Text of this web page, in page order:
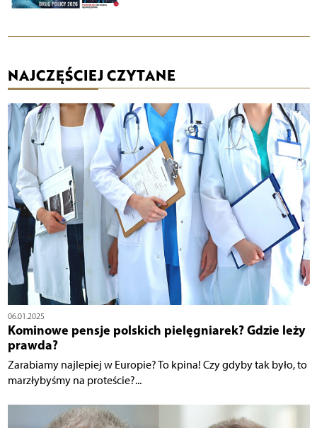
NAJCZĘŚCIEJ CZYTANE
06.01.2025
Kominowe pensje polskich pielęgniarek? Gdzie leży
prawda?
Zarabiamy najlepiej w Europie? To kpina! Czy gdyby tak było, to
marzłybyśmy na proteście?...